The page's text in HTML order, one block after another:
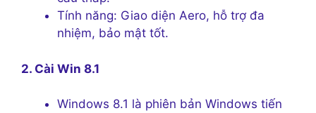
Tính năng: Giao diện Aero, hỗ trợ đa
nhiệm, bảo mật tốt.
2. Cài Win 8.1
Windows 8.1 là phiên bản Windows tiến